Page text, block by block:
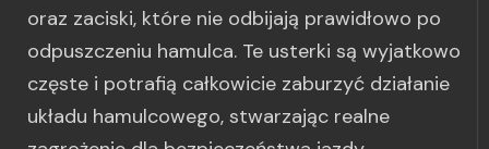
oraz zaciski, które nie odbijają prawidłowo po
odpuszczeniu hamulca. Te usterki są wyjatkowo
częste i potrafią całkowicie zaburzyć działanie
układu hamulcowego, stwarzając realne